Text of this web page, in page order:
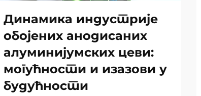
Динамика индустрије
обојених анодисаних
алуминијумских цеви:
могућности и изазови у
будућности